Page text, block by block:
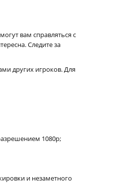
вам справляться с
Следите за
других игроков. Для
1080p;
и незаметного